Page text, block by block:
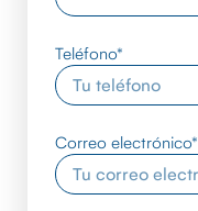
Teléfono*
Correo electrónico*